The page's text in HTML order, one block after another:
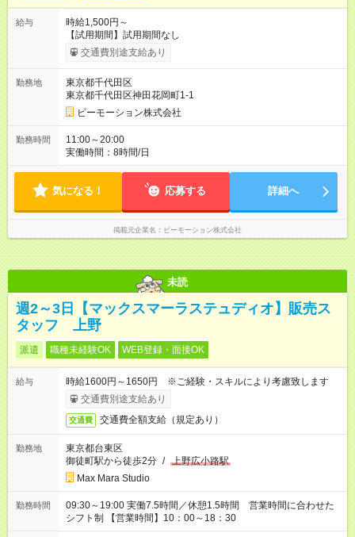
給与
時給1,500円～
【試用期間】試用期間なし
交通費別途支給あり
勤務地
東京都千代田区
東京都千代田区神田花岡町1-1
ビーモーション株式会社
勤務時間
11:00～20:00
実働時間：8時間/日
気になる！ 応募する 詳細へ
掲載元企業名 ビーモーション株式会社
未読
週2～3日【マックスマーラステュディオ】販売ス
タッフ 上野
派遣 職種未経験OK WEB登録・面接OK
給与
時給1600円～1650円 ※ご経験・スキルにより考慮致します
交通費別途支給あり
交通費 交通費全額支給（規定あり）
勤務地
東京都台東区
御徒町駅から徒歩2分 / 上野広小路駅
Max Mara Studio
勤務時間
09:30～19:00 実働7.5時間／休憩1.5時間 営業時間に合わせた
シフト制 【営業時間】10：00～18：30